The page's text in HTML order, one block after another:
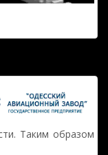
Таким образом